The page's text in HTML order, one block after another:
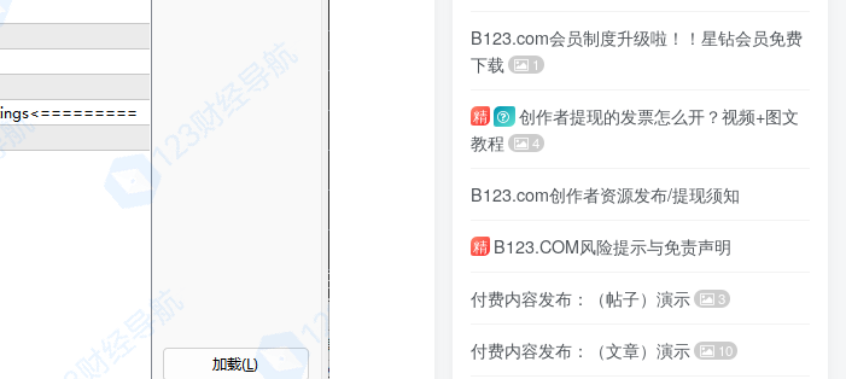
B123.com会员制度升级啦！！星钻会员免费
下载
1
精
创作者提现的发票怎么开？视频+图文
教程
4
B123.com创作者资源发布/提现须知
精 B123.COM风险提示与免责声明
付费内容发布：（帖子）演示 3
付费内容发布：（文章）演示 10